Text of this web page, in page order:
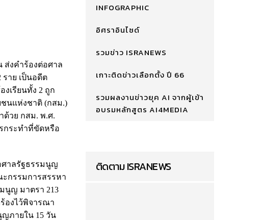
ส่งคำร้องต่อศาล
าย เป็นอดีต
เรียนทั้ง 2 ถูก
นแห่งชาติ (กสม.)
ด้วย กสม. พ.ศ.
กระทำที่ขัดหรือ
ศาลรัฐธรรมนูญ
กรรมการสรรหา
นูญ มาตรา 213
องไว้พิจารณา
ภายใน 15 วัน
INFOGRAPHIC
อิศราอินไซด์
รวมข่าว ISRANEWS
เกาะติดข่าวเลือกตั้ง ปี 66
รวมผลงานข่าวยุค AI จากผู้เข้า
อบรมหลักสูตร AI4MEDIA
ติดตาม ISRANEWS